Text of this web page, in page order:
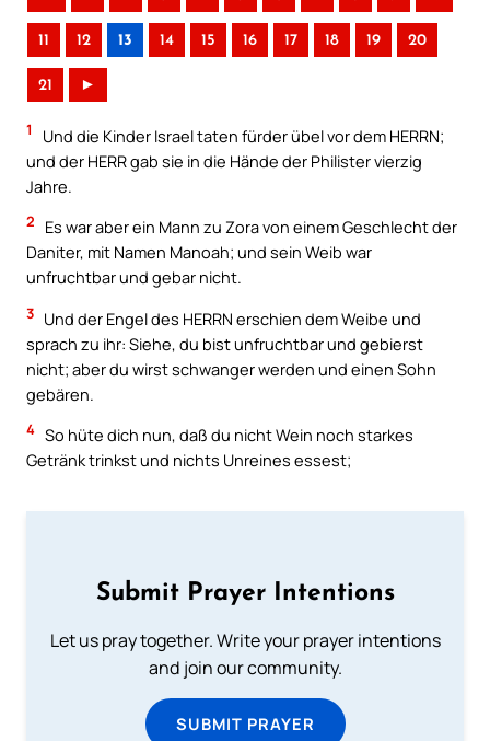
11 12 13 14 15 16 17 18 19 20
21 ►
1
Und die Kinder Israel taten fürder übel vor dem HERRN;
und der HERR gab sie in die Hände der Philister vierzig
Jahre.
2
Es war aber ein Mann zu Zora von einem Geschlecht der
Daniter, mit Namen Manoah; und sein Weib war
unfruchtbar und gebar nicht.
3 Und der Engel des HERRN erschien dem Weibe und
sprach zu ihr: Siehe, du bist unfruchtbar und gebierst
nicht; aber du wirst schwanger werden und einen Sohn
gebären.
4 So hüte dich nun, daß du nicht Wein noch starkes
Getränk trinkst und nichts Unreines essest;
Submit Prayer Intentions
Let us pray together. Write your prayer intentions
and join our community.
SUBMIT PRAYER